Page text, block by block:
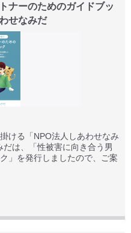
ナーのためのガイドブッ
せなみだ
ける「NPO法人しあわせなみ
は、「性被害に向き合う男
」を発行しましたので、ご案